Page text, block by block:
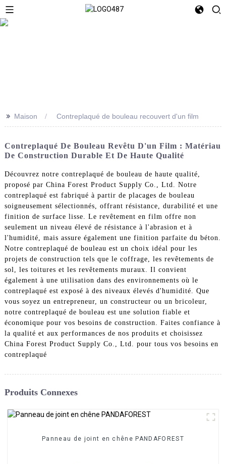
>> Maison Contreplaqué de bouleau recouvert d'un film
Contreplaqué De Bouleau Revêtu D'un Film : Matériau
De Construction Durable Et De Haute Qualité
Découvrez notre contreplaqué de bouleau de haute qualité,
proposé par China Forest Product Supply Co., Ltd. Notre
contreplaqué est fabriqué à partir de placages de bouleau
soigneusement sélectionnés, offrant résistance, durabilité et une
finition de surface lisse. Le revêtement en film offre non
seulement un niveau élevé de résistance à l'abrasion et à
l'humidité, mais assure également une finition parfaite du béton.
Notre contreplaqué de bouleau est un choix idéal pour les
projets de construction tels que le coffrage, les revêtements de
sol, les toitures et les revêtements muraux. Il convient
également à une utilisation dans des environnements où le
contreplaqué est exposé à des niveaux élevés d'humidité. Que
vous soyez un entrepreneur, un constructeur ou un bricoleur,
notre contreplaqué de bouleau est une solution fiable et
économique pour vos besoins de construction. Faites confiance à
la qualité et aux performances de nos produits et choisissez
China Forest Product Supply Co., Ltd. pour tous vos besoins en
contreplaqué
Produits Connexes
Panneau de joint en chêne PANDAFOREST